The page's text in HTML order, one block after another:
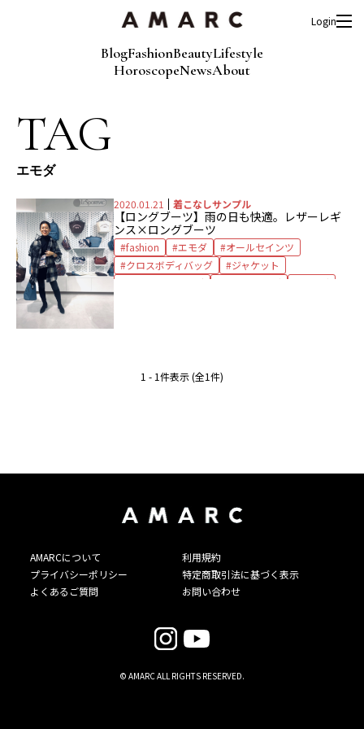
BlogFashionBeautyLifestyle
HoroscopeNewsAbout
Login
TAG
エモダ
2020.01.21 着こなしサンプル
【ロングブーツ】雨の日も快適。レザーレギ
ンス×ロングブーツ
fashion エモダ
オールセインツ
クロスボディバッグ
ジャケット
ジラール・ペルゴ
トートバッグ
バッグ
1 - 1件表示 (全1件)
AMARCについて
利用規約
プライバシーポリシー
特定商取引法に基づく表示
よくあるご質問
お問い合わせ
© AMARC ALL RIGHTS RESERVED.